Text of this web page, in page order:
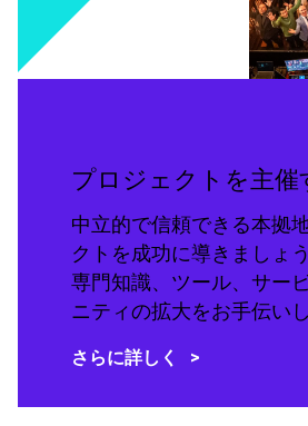
プロジェクトを主催
中立的で信頼できる本拠
クトを成功に導きましょ
専門知識、ツール、サー
ニティの拡大をお手伝いし
さらに詳しく